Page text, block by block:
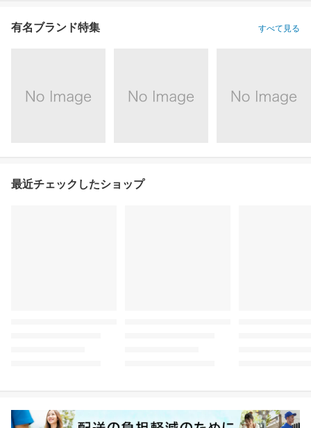
有名ブランド特集 すべて見る
最近チェックしたショップ